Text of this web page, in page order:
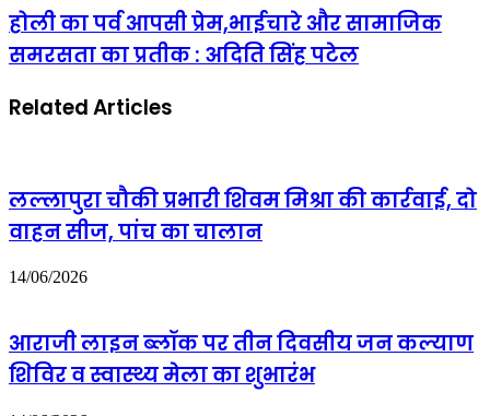
शुक्ला
ने
लड़कियों
से
करने
किया
गिरफ्तार
होली
का
पर्व
प्रेम,भाईचारे
और
प्रतीक
:
अदिति
पटेल
होली का पर्व आपसी प्रेम,भाईचारे और सामाजिक
समरसता का प्रतीक : अदिति सिंह पटेल
Related Articles
लल्लापुरा चौकी प्रभारी शिवम मिश्रा की कार्रवाई, दो
वाहन सीज, पांच का चालान
14/06/2026
आराजी लाइन ब्लॉक पर तीन दिवसीय जन कल्याण
शिविर व स्वास्थ्य मेला का शुभारंभ